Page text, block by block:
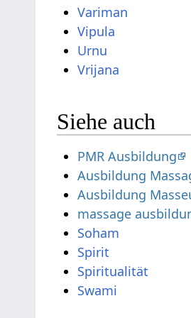
Variman
Vipula
Urnu
Vrijana
Siehe auch
PMR Ausbildung
Ausbildung
Ausbildung
massage
Soham
Spirit
Spiritualität
Swami